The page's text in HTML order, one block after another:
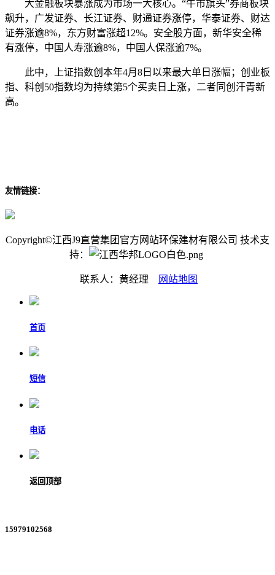
大金融板块暴涨成为市场一大核心。“牛市旗头”券商板块
飙升，广发证券、长江证券、财通证券涨停，华泰证券、财达
证券涨逾8%，东方财富涨超12%。安全股方面，新华安全稀
有涨停，中国人寿涨逾8%，中国人保涨逾7%。
此中，上证指数创本年4月8日以来最大单日涨幅；创业板
指、科创50指数均为持续第5个买卖日上涨，二者同创汗青新
高。
友情链接：
Copyright©江西J9直营集团官方网站环保建材有限公司 技术支
持：
联系人：黄经理 网站地图
首页
短信
电话
返回顶部
15979102568